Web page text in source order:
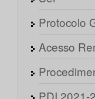
Protocolo
Acesso